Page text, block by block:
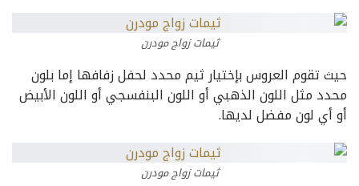
ثيمات زواج مودرن
حيث تقوم العروس بإختيار ثيم محدد لحفل زفافها إما بلون
محدد مثل اللون الذهبي أو اللون البنفسجي أو اللون الأبيض
أو أي لون مفضل لديها.
ثيمات زواج مودرن